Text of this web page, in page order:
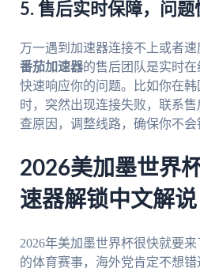
5. 售后实时保障，问题
万一遇到加速器连接不上或者速
番茄加速器的售后团队是实时
快速响应你的问题。比如你在
时，突然出现连接失败，联系
查原因，调整线路，确保你不会
2026美加墨世界
速器解锁中文解说
2026年美加墨世界杯很快就要
的体育赛事，海外党肯定不想